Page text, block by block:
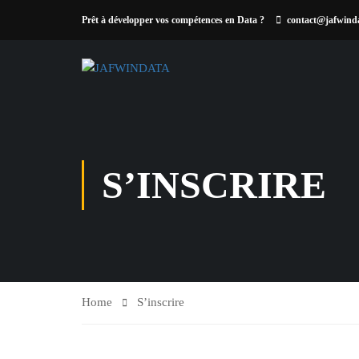
Prêt à développer vos compétences en Data ?
S’INSCRIRE
Home S’inscrire